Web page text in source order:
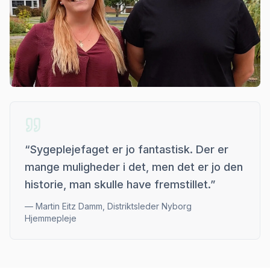
“Sygeplejefaget er jo fantastisk. Der er
mange muligheder i det, men det er jo den
historie, man skulle have fremstillet.”
— Martin Eitz Damm, Distriktsleder Nyborg
Hjemmepleje